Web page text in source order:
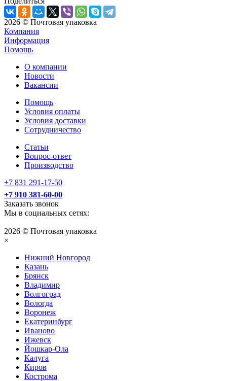
2026 © Почтовая упаковка
Компания
Информация
Помощь
О компании
Новости
Вакансии
Помощь
Условия оплаты
Условия доставки
Сотрудничество
Статьи
Вопрос-ответ
Производство
+7 831 291-17-50
+7 910 381-60-00
Заказать звонок
Мы в социальных сетях:
2026 © Почтовая упаковка
×
Нижний Нoвгород
Казань
Брянск
Владимир
Волгоград
Вологда
Воронеж
Екатеринбург
Иваново
Ижевск
Йошкар-Ола
Калуга
Киров
Кострома